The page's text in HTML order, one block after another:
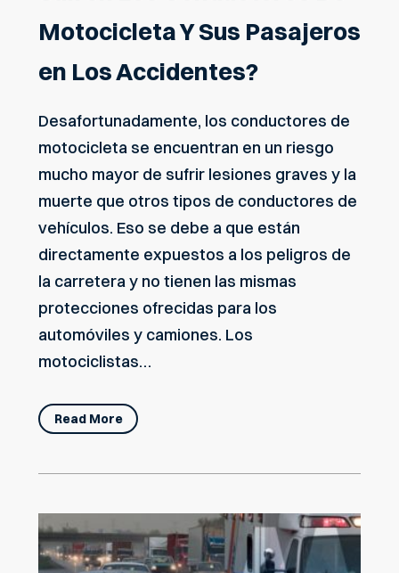
Motocicleta Y Sus Pasajeros
en Los Accidentes?
Desafortunadamente, los conductores de
motocicleta se encuentran en un riesgo
mucho mayor de sufrir lesiones graves y la
muerte que otros tipos de conductores de
vehículos. Eso se debe a que están
directamente expuestos a los peligros de
la carretera y no tienen las mismas
protecciones ofrecidas para los
automóviles y camiones. Los
motociclistas…
Read More